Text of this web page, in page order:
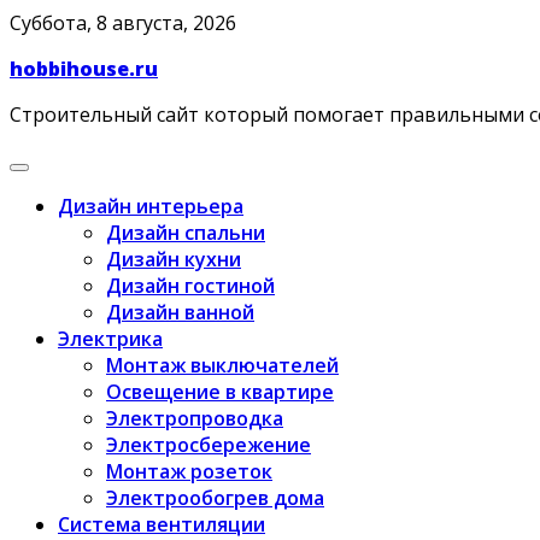
Skip
content
Суббота, 8 августа, 2026
hobbihouse.ru
Строительный сайт который помогает правильными
Дизайн интерьера
Дизайн спальни
Дизайн кухни
Дизайн гостиной
Дизайн ванной
Электрика
Монтаж выключателей
Освещение в квартире
Электропроводка
Электросбережение
Монтаж розеток
Электрообогрев дома
Система вентиляции